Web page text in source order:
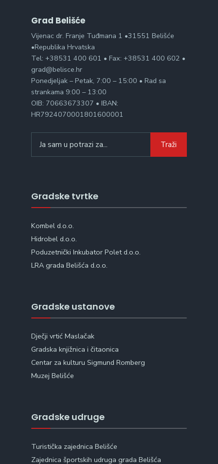
Grad Belišće
Vijenac dr. Franje Tuđmana 1 •31551 Belišće
•Republika Hrvatska
Tel: +38531 400 601 • Fax: +38531 400 602 •
grad@belisce.hr
Ponedjeljak – Petak, 7:00 – 15:00 • Rad sa
strankama 9:00 – 13:00
OIB: 70663673307 • IBAN:
HR7924070001801600001
for:
Traži
Gradske tvrtke
Kombel d.o.o.
Hidrobel d.o.o.
Poduzetnički Inkubator Polet d.o.o.
LRA grada Belišća d.o.o.
Gradske ustanove
Dječji vrtić Maslačak
Gradska knjižnica i čitaonica
Centar za kulturu Sigmund Romberg
Muzej Belišće
Gradske udruge
Turistička zajednica Belišće
Zajednica športskih udruga grada Belišća